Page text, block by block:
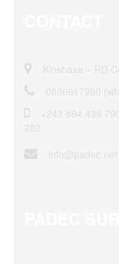
Kinshasa – RD
0836617990
+243 894 439
282
info@padec.net